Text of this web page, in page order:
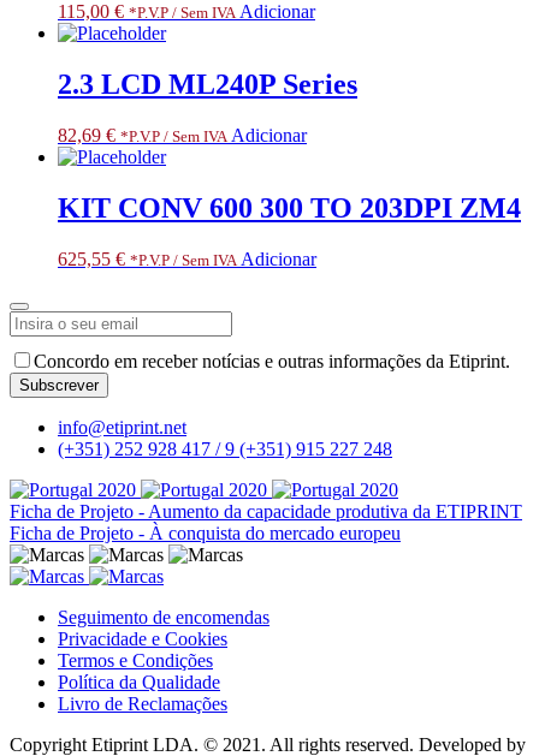
115,00 € *P.V.P / Sem IVA Adicionar
2.3 LCD ML240P Series
82,69 € *P.V.P / Sem IVA Adicionar
KIT CONV 600 300 TO 203DPI ZM4
625,55 € *P.V.P / Sem IVA Adicionar
Phone
Number*
Concordo em receber notícias e outras informações da Etiprint.
Subscrever
info@etiprint.net
(+351) 252 928 417 / 9 (+351) 915 227 248
Ficha de Projeto - Aumento da capacidade produtiva da ETIPRINT
Ficha de Projeto - À conquista do mercado europeu
Seguimento de encomendas
Privacidade e Cookies
Termos e Condições
Política da Qualidade
Livro de Reclamações
Copyright Etiprint LDA. © 2021. All rights reserved. Developed by